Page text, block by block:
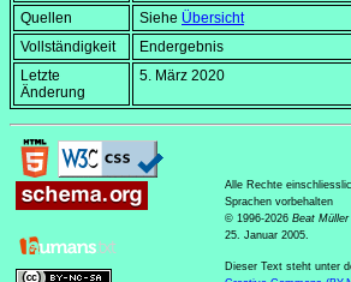
Quellen
Siehe Übersicht
Vollständigkeit
Endergebnis
Letzte
Änderung
5. März 2020
Alle Rechte
Sprachen vorbehalten
© 1996-2026 Beat Müller
25. Januar 2005.
Dieser Text steht unter